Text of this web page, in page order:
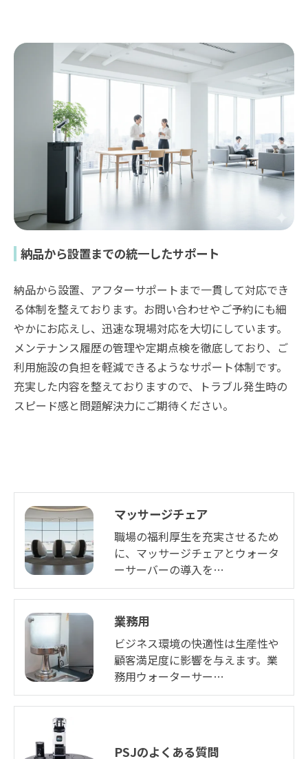
納品から設置までの統一したサポート
納品から設置、アフターサポートまで一貫して対応でき
る体制を整えております。お問い合わせやご予約にも細
やかにお応えし、迅速な現場対応を大切にしています。
メンテナンス履歴の管理や定期点検を徹底しており、ご
利用施設の負担を軽減できるようなサポート体制です。
充実した内容を整えておりますので、トラブル発生時の
スピード感と問題解決力にご期待ください。
マッサージチェア
職場の福利厚生を充実させるため
に、マッサージチェアとウォータ
ーサーバーの導入を…
業務用
ビジネス環境の快適性は生産性や
顧客満足度に影響を与えます。業
務用ウォーターサー…
PSJのよくある質問
お問い合わせはこちら